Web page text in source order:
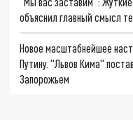
объяснил главный смысл
Новое масштабнейшее
Путину. "Львов Кима"
Запорожьем